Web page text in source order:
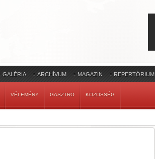
GALÉRIA ARCHÍVUM MAGAZIN REPERTÓRIUM
VÉLEMÉNY GASZTRO KÖZÖSSÉG